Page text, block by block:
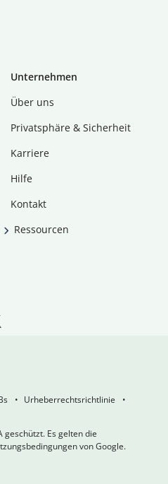
Unternehmen
Über uns
Privatsphäre & Sicherheit
Karriere
Hilfe
Kontakt
Ressourcen
Urheberrechtsrichtlinie
geschützt. Es gelten die
von Google.